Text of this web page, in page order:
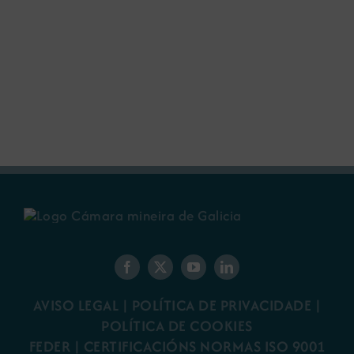
AVISO LEGAL | POLÍTICA DE PRIVACIDADE |
POLÍTICA DE COOKIES
FEDER | CERTIFICACIÓNS NORMAS ISO 9001